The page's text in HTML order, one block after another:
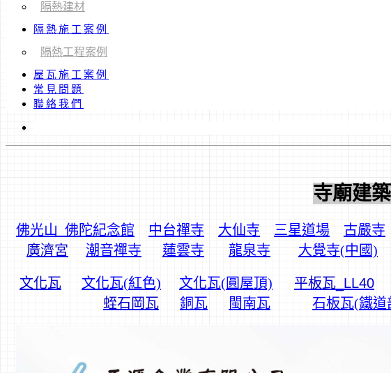
隔熱建材
隔熱施工案例
隔熱工程案例
屋瓦施工案例
常見問題
聯絡我們
寺廟建築
佛光山_佛陀紀念館 中台禪寺 大仙寺 三星道場 古嚴寺
廣濟宮
潮音禪寺 蓮雲寺 龍泉寺 大覺寺(中國)
文化瓦 文化瓦(紅色) 文化瓦(圓屋頂) 平板瓦_LL40
蛭石岡瓦
銅瓦 閩南瓦 石板瓦(鐵道